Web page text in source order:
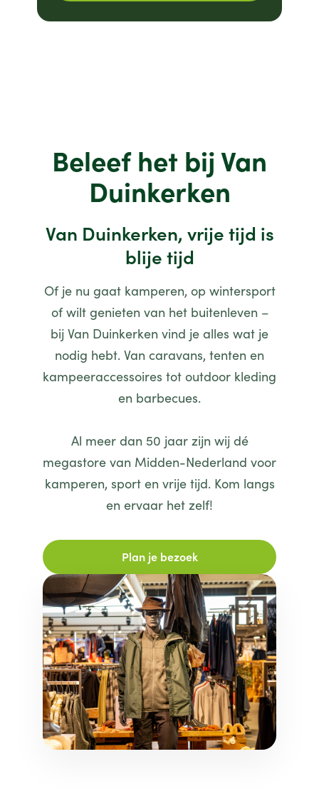
Beleef het bij Van
Duinkerken
Van Duinkerken, vrije tijd is
blije tijd
Of je nu gaat kamperen, op wintersport
of wilt genieten van het buitenleven –
bij Van Duinkerken vind je alles wat je
nodig hebt. Van caravans, tenten en
kampeeraccessoires tot outdoor kleding
en barbecues.
Al meer dan 50 jaar zijn wij dé
megastore van Midden-Nederland voor
kamperen, sport en vrije tijd. Kom langs
en ervaar het zelf!
Plan je bezoek